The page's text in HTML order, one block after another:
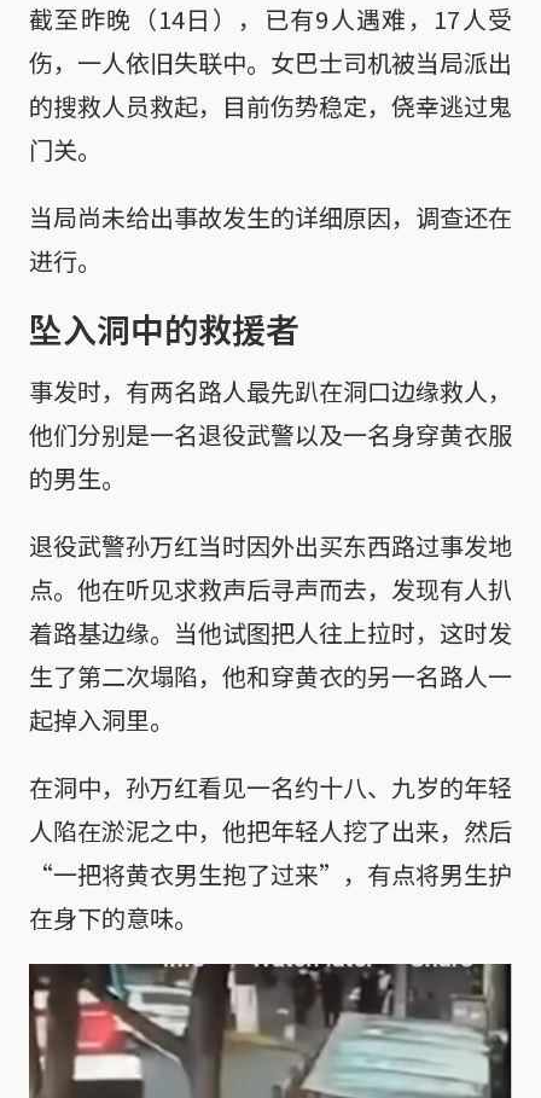
截至昨晚（14日），已有9人遇难，17人受
伤，一人依旧失联中。女巴士司机被当局派出
的搜救人员救起，目前伤势稳定，侥幸逃过鬼
门关。
当局尚未给出事故发生的详细原因，调查还在
进行。
坠入洞中的救援者
事发时，有两名路人最先趴在洞口边缘救人，
他们分别是一名退役武警以及一名身穿黄衣服
的男生。
退役武警孙万红当时因外出买东西路过事发地
点。他在听见求救声后寻声而去，发现有人扒
着路基边缘。当他试图把人往上拉时，这时发
生了第二次塌陷，他和穿黄衣的另一名路人一
起掉入洞里。
在洞中，孙万红看见一名约十八、九岁的年轻
人陷在淤泥之中，他把年轻人挖了出来，然后
“一把将黄衣男生抱了过来”，有点将男生护
在身下的意味。